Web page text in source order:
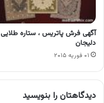
آگهی فرش پاتریس ، ستاره طلایی
دلیجان
۰۱ فوریه ۲۰۱۵
دیدگاهتان را بنویسید